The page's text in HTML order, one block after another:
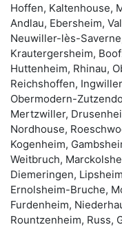
Hoffen, Kaltenhouse,
Andlau, Ebersheim,
Neuwiller-lès-
Krautergersheim,
Huttenheim, Rhinau,
Reichshoffen,
Obermodern-
Mertzwiller,
Nordhouse,
Kogenheim,
Weitbruch,
Diemeringen,
Ernolsheim-Bruche,
Furdenheim,
Rountzenheim, Russ,